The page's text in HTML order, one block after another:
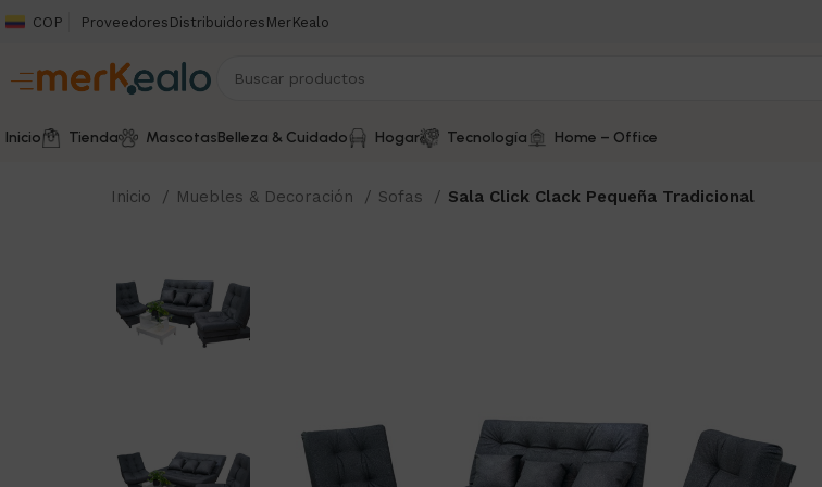
COP Proveedores Distribuidores MerKealo
Inicio Tienda MascotasBelleza & Cuidado Hogar Tecnología Home – Office
Inicio Muebles & Decoración Sofas Sala Click Clack Pequeña Tradicional